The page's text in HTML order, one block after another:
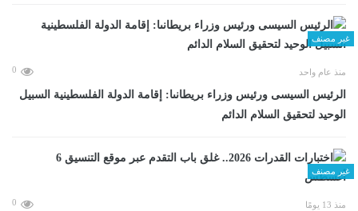
غير مصنف
منذ عام واحد 0
الرئيس السيسى ورئيس وزراء بريطانىا: إقامة الدولة الفلسطينية السبيل
الوحيد لتحقيق السلام الدائم
غير مصنف
منذ 13 يومًا 0